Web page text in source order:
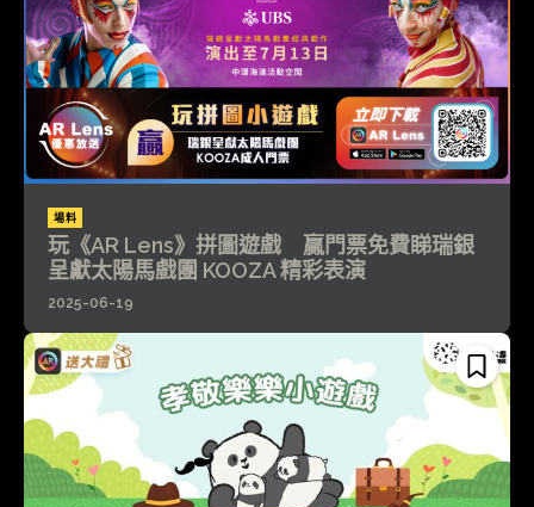
場料
玩《AR Lens》拼圖遊戲 贏門票免費睇瑞銀
呈獻太陽馬戲團 KOOZA 精彩表演
2025-06-19